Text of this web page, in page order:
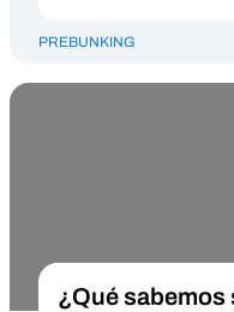
PREBUNKING
¿Qué sabemos